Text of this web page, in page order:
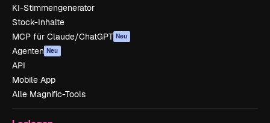
KI-Stimmengenerator
Stock-Inhalte
MCP für Claude/ChatGPT Neu
Agenten Neu
API
Mobile App
Alle Magnific-Tools